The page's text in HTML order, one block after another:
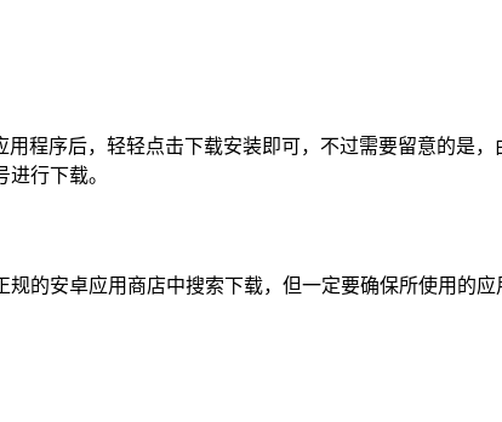
用程序后，轻轻点击下载安装即可，不过需要留意的是
行下载。
的安卓应用商店中搜索下载，但一定要确保所使用的